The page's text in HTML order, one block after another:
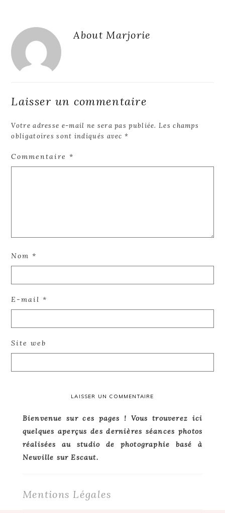
Reader
Interactions
AboutMarjorie
Laisser un commentaire
Votre adresse e-mail ne sera pas publiée. Les champs
obligatoires sont indiqués avec*
Commentaire*
Nom*
E-mail*
Site web
Primary
Sidebar
Bienvenue sur ces pages ! Vous trouverez ici
quelques aperçus des dernières séances photos
réalisées au studio de photographie basé à
Neuville sur Escaut.
Mentions Légales